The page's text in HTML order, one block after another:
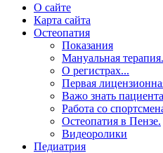
О сайте
Карта сайта
Остеопатия
Показания
Мануальная
О регистрах...
Первая
Важо знать
Работа со
Остеопатия в Пензе.
Видеоролики
Педиатрия